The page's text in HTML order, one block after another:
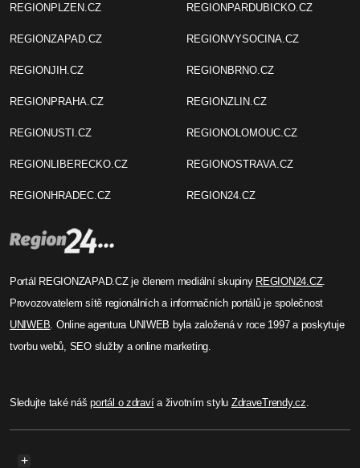
REGIONPLZEN.CZ
REGIONZAPAD.CZ
REGIONJIH.CZ
REGIONPRAHA.CZ
REGIONUSTI.CZ
REGIONLIBERECKO.CZ
REGIONHRADEC.CZ
REGIONPARDUBICKO.CZ
REGIONVYSOCINA.CZ
REGIONBRNO.CZ
REGIONZLIN.CZ
REGIONOLOMOUC.CZ
REGIONOSTRAVA.CZ
REGION24.CZ
Portál REGIONZAPAD.CZ je členem mediální skupiny REGION24.CZ.
Provozovatelem sítě regionálních a informačních portálů je společnost
UNIWEB . Online agentura UNIWEB byla založená v roce 1997 a poskytuje
tvorbu webů, SEO služby a online marketing.
Sledujte také nášportál o zdravía životním stylu ZdraveTrendy.cz
+